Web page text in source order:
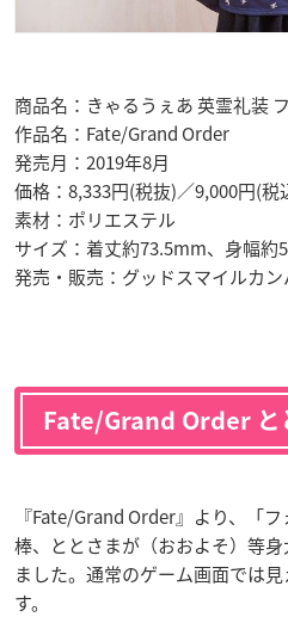
商品名：きゃるうぇあ 英霊礼装
作品名：Fate/Grand Order
発売月：2019年8月
価格：8,333円(税抜)／9,000円(税
素材：ポリエステル
サイズ：着丈約73.5mm、身幅約
発売・販売：グッドスマイルカン
Fate/Grand Order と
『Fate/Grand Order』より、「
棒、ととさまが（おおよそ）等
ました。通常のゲーム画面では
す。